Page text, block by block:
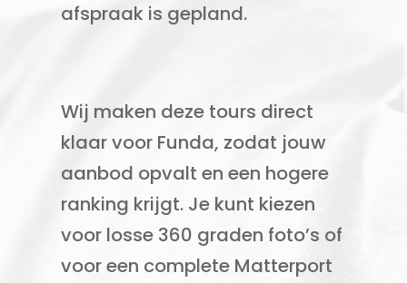
afspraak is gepland.
Wij maken deze tours direct
klaar voor Funda, zodat jouw
aanbod opvalt en een hogere
ranking krijgt. Je kunt kiezen
voor losse 360 graden foto’s of
voor een complete Matterport